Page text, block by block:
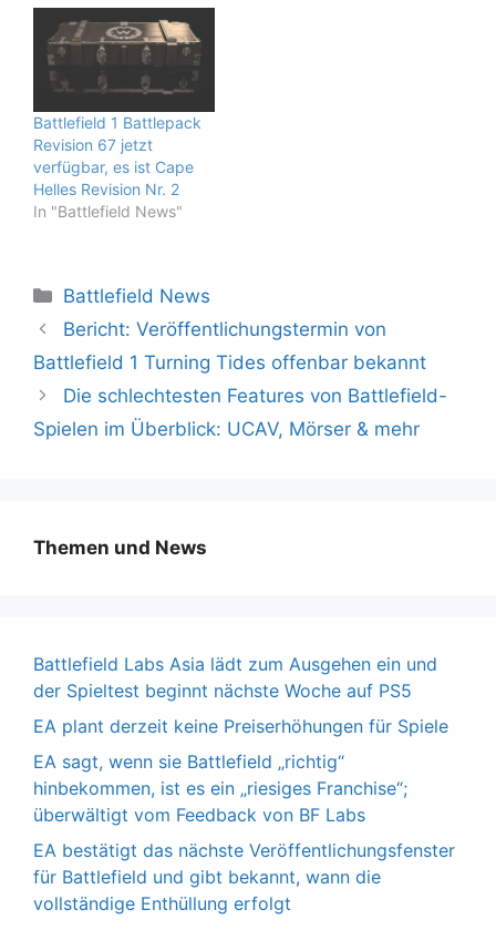
Battlefield 1 Battlepack
Revision 67 jetzt
verfügbar, es ist Cape
Helles Revision Nr. 2
In "Battlefield News"
Kategorien
Battlefield News
Bericht: Veröffentlichungstermin von
Battlefield 1 Turning Tides offenbar bekannt
Die schlechtesten Features von Battlefield-
Spielen im Überblick: UCAV, Mörser & mehr
Themen und News
Battlefield Labs Asia lädt zum Ausgehen ein und
der Spieltest beginnt nächste Woche auf PS5
EA plant derzeit keine Preiserhöhungen für Spiele
EA sagt, wenn sie Battlefield „richtig“
hinbekommen, ist es ein „riesiges Franchise“;
überwältigt vom Feedback von BF Labs
EA bestätigt das nächste Veröffentlichungsfenster
für Battlefield und gibt bekannt, wann die
vollständige Enthüllung erfolgt